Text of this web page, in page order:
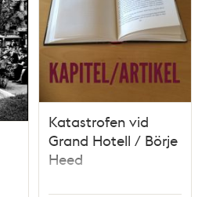
Katastrofen vid
Grand Hotell / Börje
Heed